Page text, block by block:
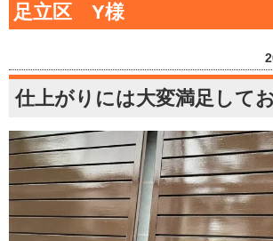
足立区 Y様
仕上がりには大変満足して